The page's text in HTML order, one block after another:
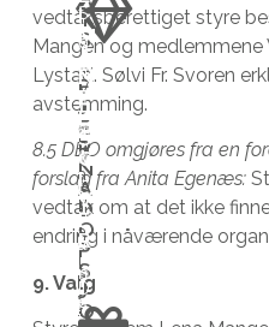
vedtaksberettiget styre
Mangen og medlemmene
Lystad. Sølvi Fr. Svoren
avstemming.
8.5 DBO omgjøres fra en
forslag fra Anita Egenæs:
vedtak om at det ikke
endring i nåværende
9. Valg
F
J
E
R
N
A
D
O
P
S
J
O
n
n
e
l
e
v
e
r
e
s
t
t
i
l
å
b
l
i
i
f
o
s
T
S
V
i
h
a
r
a
l
l
t
I
M
Å
N
E
D
S
G
I
V
E
R
D
i
S
o
m
f
a
s
t
m
å
n
e